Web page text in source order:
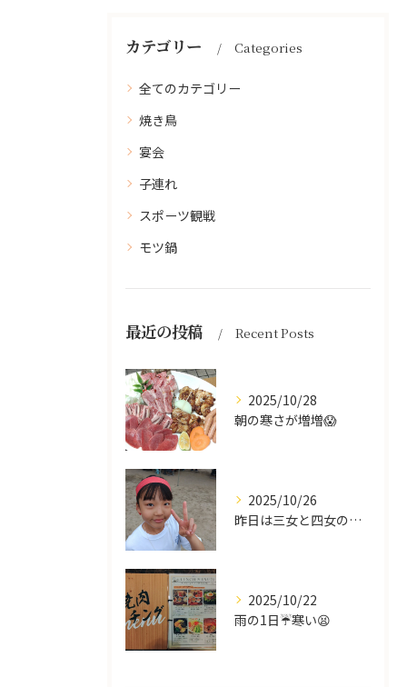
カテゴリー Categories
全てのカテゴリー
焼き鳥
宴会
子連れ
スポーツ観戦
モツ鍋
最近の投稿 Recent Posts
2025/10/28
朝の寒さが増増😱
2025/10/26
昨日は三女と四女の運動会🥰
2025/10/22
雨の1日☔寒い😫